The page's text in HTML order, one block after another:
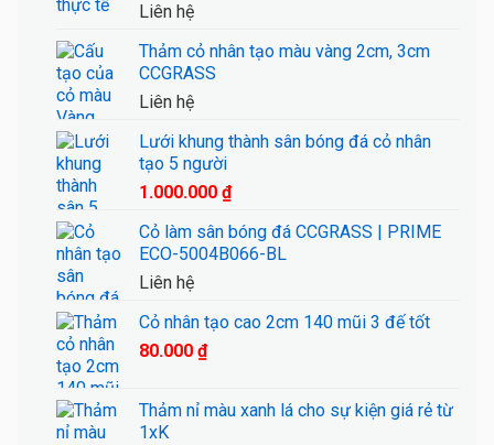
Liên hệ
Thảm cỏ nhân tạo màu vàng 2cm, 3cm
CCGRASS
Liên hệ
Lưới khung thành sân bóng đá cỏ nhân
tạo 5 người
1.000.000 ₫
Cỏ làm sân bóng đá CCGRASS | PRIME
ECO-5004B066-BL
Liên hệ
Cỏ nhân tạo cao 2cm 140 mũi 3 đế tốt
80.000 ₫
Thảm nỉ màu xanh lá cho sự kiện giá rẻ từ
1xK